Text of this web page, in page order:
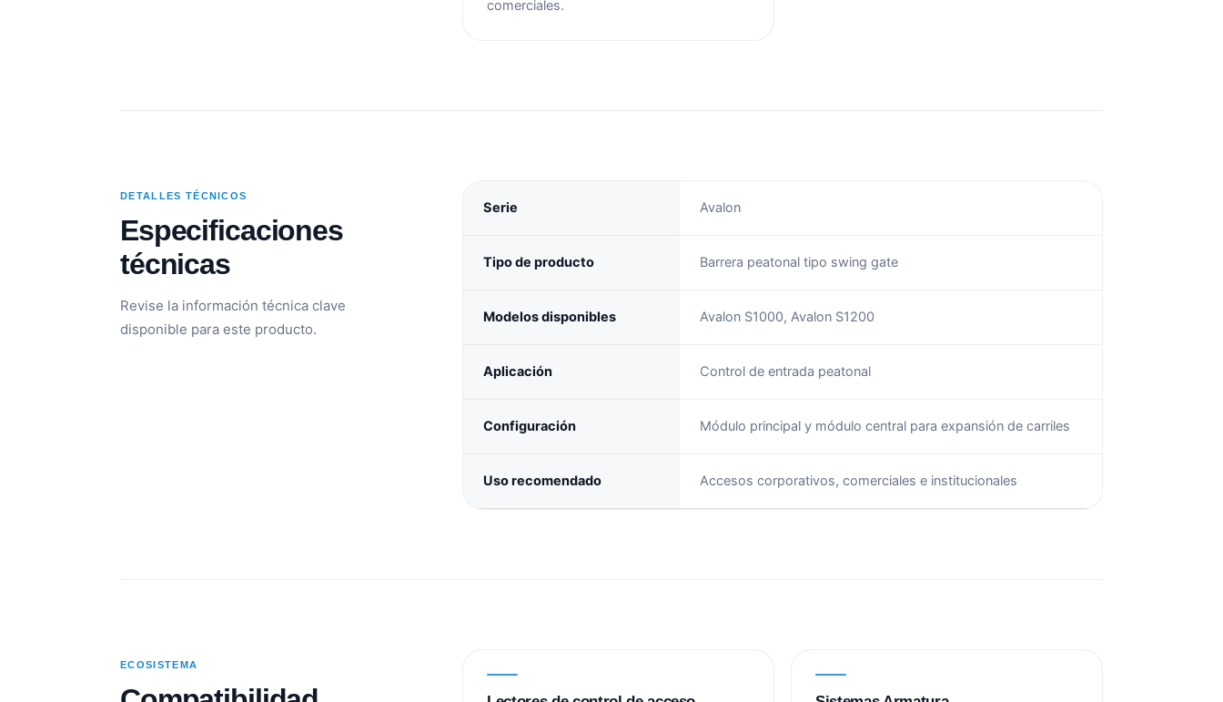
comerciales.
DETALLES TÉCNICOS
Especificaciones
técnicas
Revise la información técnica clave
disponible para este producto.
Serie Avalon
Tipo de producto Barrera peatonal tipo swing gate
Modelos disponibles Avalon S1000, Avalon S1200
Aplicación Control de entrada peatonal
Configuración Módulo principal y módulo central para expansión de carriles
Uso recomendado Accesos corporativos, comerciales e institucionales
ECOSISTEMA